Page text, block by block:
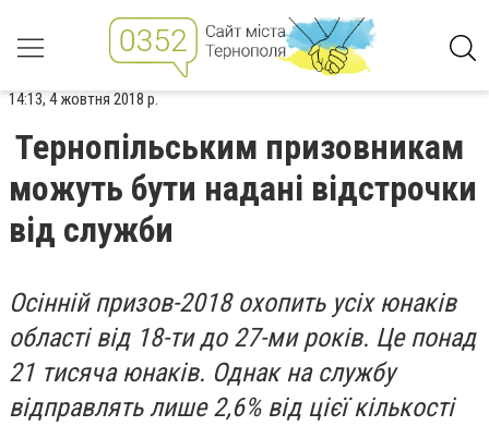
14:13, 4 жовтня 2018 р.
Тернопільським призовникам
можуть бути надані відстрочки
від служби
Осінній призов-2018 охопить усіх юнаків
області від 18-ти до 27-ми років. Це понад
21 тисяча юнаків. Однак на службу
відправлять лише 2,6% від цієї кількості